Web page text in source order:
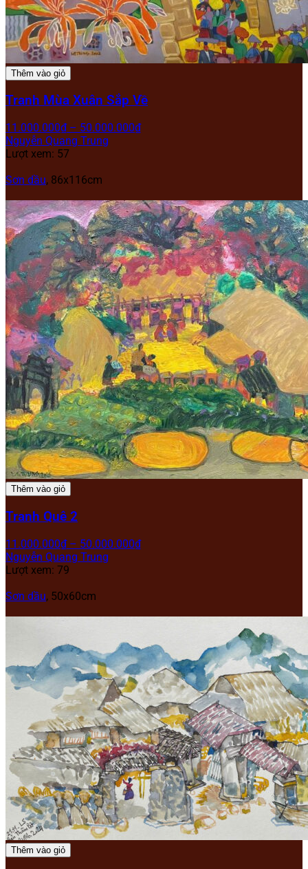
Thêm vào giỏ
Tranh Mùa Xuân Sắp Về
11.000.000₫ – 50.000.000₫
Nguyễn Quang Trung
Lượt xem: 57
Sơn dầu, 86x116cm
Thêm vào giỏ
Tranh Quê 2
11.000.000₫ – 50.000.000₫
Nguyễn Quang Trung
Lượt xem: 79
Sơn dầu, 50x60cm
Thêm vào giỏ